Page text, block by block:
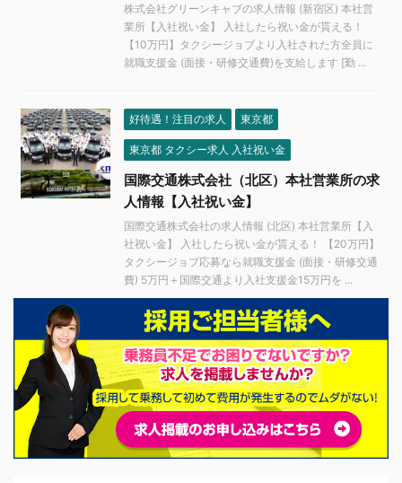
株式会社グリーンキャブの求人情報 (新宿区) 本社営
業所【入社祝い金】 入社したら祝い金が貰える！
【10万円】タクシージョブより入社された方全員に
就職支援金 (面接・研修交通費)を支給します [勤 ...
好待遇！注目の求人 東京都
東京都 タクシー求人 入社祝い金
国際交通株式会社（北区）本社営業所の求
人情報【入社祝い金】
国際交通株式会社の求人情報 (北区) 本社営業所【入
社祝い金】 入社したら祝い金が貰える！ 【20万円】
タクシージョブ応募なら就職支援金 (面接・研修交通
費) 5万円＋国際交通より入社支援金15万円を ...